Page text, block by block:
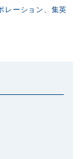
レーション、集英